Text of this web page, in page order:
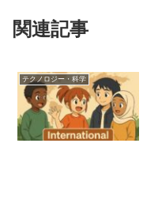
関連記事
テクノロジー・科学